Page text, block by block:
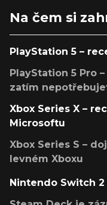
Na čem si
PlayStation 5 –
PlayStation 5 Pro
zatím
Xbox Series X –
Microsoftu
Xbox Series S –
levném Xboxu
Nintendo Switch